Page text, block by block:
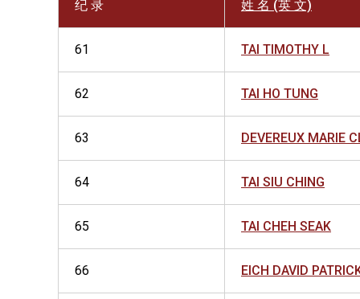
纪 录 姓 名 (英 文)
61 TAI TIMOTHY L
62 TAI HO TUNG
63 DEVEREUX MARIE
64 TAI SIU CHING
65 TAI CHEH SEAK
66 EICH DAVID